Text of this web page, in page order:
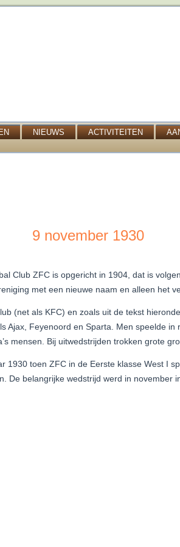
NIEUWS ACTIVITEITEN
9 november 1930
Club ZFC is opgericht in 1904, dat is
met een nieuwe naam en alleen het
(net als KFC) en zoals uit de tekst
Ajax, Feyenoord en Sparta. Men speelde
mensen. Bij uitwedstrijden trokken grote
1930 toen ZFC in de Eerste klasse West I
De belangrijke wedstrijd werd in november